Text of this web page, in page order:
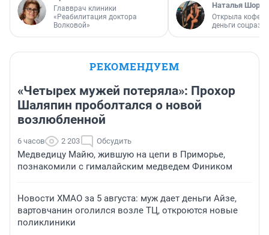
Главврач клиники
«Реабилитация доктора
Волковой»
Наталья
Открыла
деньги
РЕКОМЕНДУЕМ
«Четырех мужей потеряла»: Прохор
Шаляпин проболтался о новой
возлюбленной
6 часов 2 203 Обсудить
Медведицу Майю, жившую на цепи в Приморье,
познакомили с гималайским медведем Фиником
Новости ХМАО за 5 августа: муж дает деньги Айзе,
вартовчанин оголился возле ТЦ, откроются новые
поликлиники